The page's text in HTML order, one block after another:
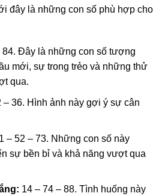
đây là những con số phù hợp cho
84. Đây là những con số tượng
mới, sự trong trẻo và những thử
qua.
– 36. Hình ảnh này gợi ý sự cân
– 52 – 73. Những con số này
sự bền bỉ và khả năng vượt qua
14 – 74 – 88. Tình huống này